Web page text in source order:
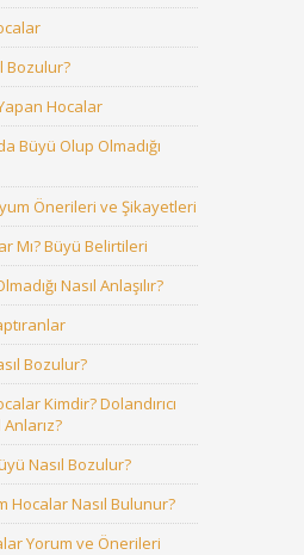
Bozulur?
Hocalar
Büyü Olup Olmadığı
Önerileri ve Şikayetleri
Mı? Büyü Belirtileri
Nasıl Anlaşılır?
Bozulur?
Kimdir? Dolandırıcı
Nasıl Bozulur?
Hocalar Nasıl Bulunur?
Yorum ve Önerileri